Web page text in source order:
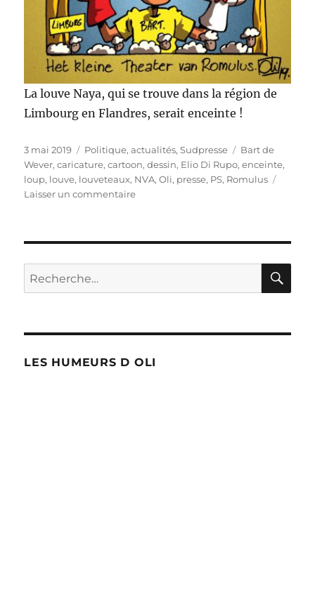
La louve Naya, qui se trouve dans la région de
Limbourg en Flandres, serait enceinte !
Publié
le
3 mai 2019 Catégories
Politique, actualités,Sudpresse Étiquettes
Bart de
Wever,caricature,cartoon,dessin, Elio Di Rupo,enceinte,
loup, louve, louveteaux, NVA,Oli, presse, PS, Romulus
Laisser un commentairesur
!
Recherche
pour :
LES HUMEURS D OLI